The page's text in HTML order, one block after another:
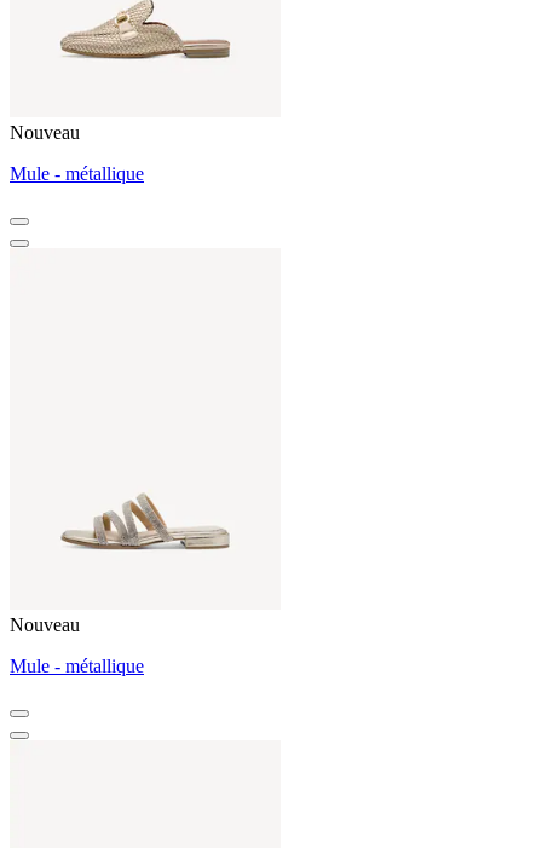
Nouveau
Mule - métallique
Nouveau
Mule - métallique